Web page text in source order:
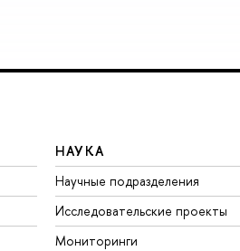
НАУКА
Научные подразделения
Исследовательские проекты
Мониторинги